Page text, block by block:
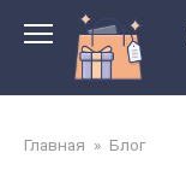
контенту
Главная » Блог